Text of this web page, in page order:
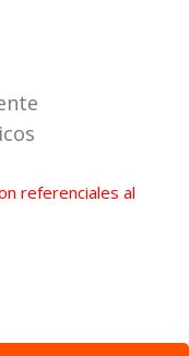
referenciales al